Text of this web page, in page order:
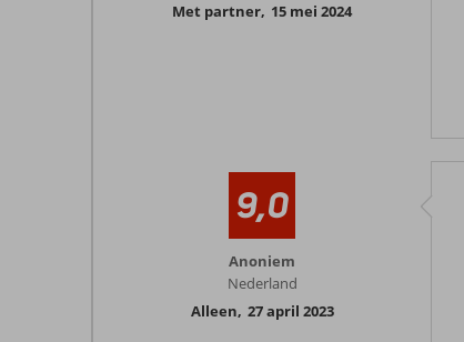
Met partner, 15 mei 2024
9,0
Anoniem
Nederland
Alleen, 27 april 2023